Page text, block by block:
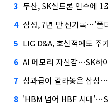
3 두산, SK실트론 인수에
4 삼성, 7년 만 신기록…'폴
5 LIG D&A, 호실적에도 주
6 AI 메모리 자신감…SK하
7 성과급이 갈라놓은 삼성
8 'HBM 넘어 HBF 시대'…SK하